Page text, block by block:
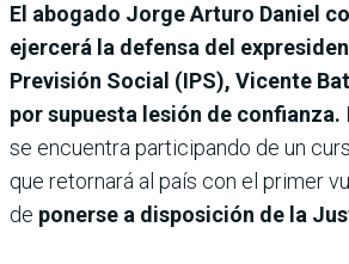
El abogado Jorge Arturo Daniel
ejercerá la defensa del
Previsión Social (IPS), Vicente
por supuesta lesión de confianza.
se encuentra participando de un
que retornará al país con el primer
de ponerse a disposición de la